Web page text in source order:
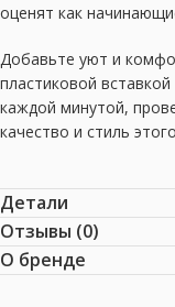
оценят как
Добавьте уют и
пластиковой
каждой минутой,
качество и стиль
Детали
Отзывы (0)
О бренде